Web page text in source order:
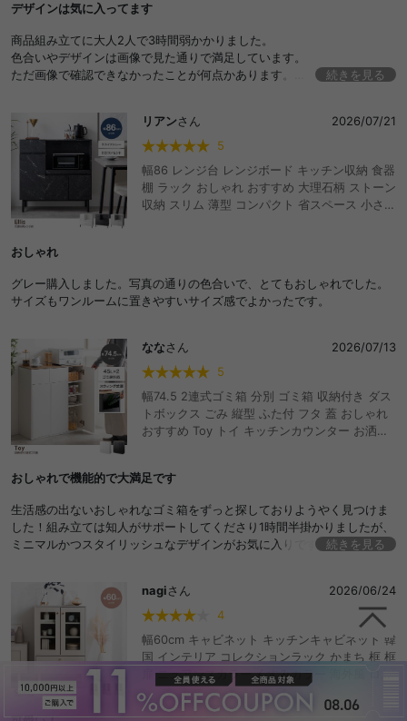
一人暮らし 二人 ワンルーム 同棲 扉付き 家電
デザインは気に入ってます
商品組み立てに大人2人で3時間弱かかりました。
色合いやデザインは画像で見た通りで満足しています。
ただ画像で確認できなかったことが何点かあります。
できません。
また3箇所ある引き出しと開き戸は上に1.5センチほどの隙間(開閉のため
の隙間です)があります。
後は開き戸の金具も自分で付けるので、調整が難しいことでしょうか。
(私の技術ではガタ付きがあります…)
デザインと色合い、あと隠しキャスターが付いてる点は気に入っていま
すが、実物を見ないで買うことの難しさを感じました。
続きを見る
リアンさん
2026/07/21
5
幅86 レンジ台 レンジボード キッチン収納 食器
棚 ラック おしゃれ おすすめ 大理石柄 ストーン
収納 スリム 薄型 コンパクト 省スペース 小さめ
人暮らし ワンルーム
おしゃれ
グレー購入しました。写真の通りの色合いで、とてもおしゃれでした。
サイズもワンルームに置きやすいサイズ感でよかったです。
ななさん
2026/07/13
5
幅74.5 2連式ゴミ箱 分別 ゴミ箱 収納付き ダス
トボックス ごみ 縦型 ふた付 フタ 蓋 おしゃれ
おすすめ Toy トイ キッチンカウンター お洒落
薄型 スリム コンパクト 大容量 見えない 可動棚
下 レンジラック ボード ペールカウンター 一人
暮らし 洗面所 台所 安い
おしゃれで機能的で大満足です
生活感の出ないおしゃれなゴミ箱をずっと探しておりようやく見つけま
した！組み立ては知人がサポートしてくださり1時間半掛かりましたが、
ミニマルかつスタイリッシュなデザインがお気に入りです。もう少しス
続きを見る
nagiさん
2026/06/24
4
幅60cm キャビネット キッチンキャビネット 韓
国 インテリア コレクションラック かまち 框 框
扉 ニュアンスカラー くすみカラー 海外風 ロー
タイプ ガラス扉 可動棚 棚付き 扉収納 引き出し
飾り棚 引き出し収納 カップボード 収納 棚 収納